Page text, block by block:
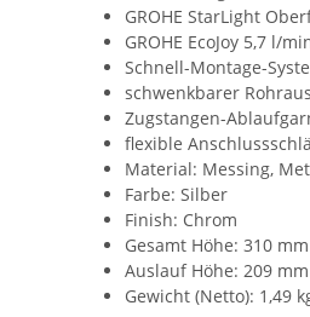
GROHE StarLight
GROHE EcoJoy 5,7 l/
Schnell-Montage-
schwenkbarer
Zugstangen-
flexible
Material: Messing,
Farbe: Silber
Finish: Chrom
Gesamt Höhe: 310 mm
Auslauf Höhe: 209 mm
Gewicht (Netto): 1,49